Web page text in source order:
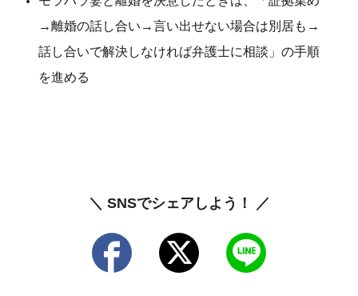
→離婚の話し合い→言い出せない場合は別居も→
話し合いで解決しなければ弁護士に相談」の手順
を進める
＼ SNSでシェアしよう！ ／